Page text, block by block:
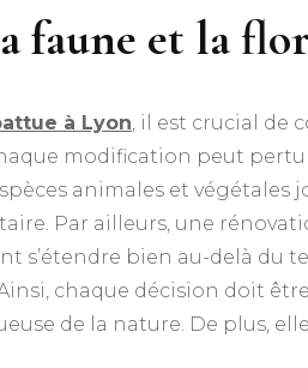
faune et la
à Lyon, il est crucial de
modification peut
animales et
Par ailleurs, une
s’étendre bien au-delà du
chaque décision doit
de la nature. De plus,